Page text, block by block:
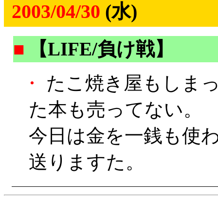
2003/04/30 (水)
■
【LIFE/負け戦】
・
たこ焼き屋もしま
た本も売ってない。
今日は金を一銭も使
送りますた。